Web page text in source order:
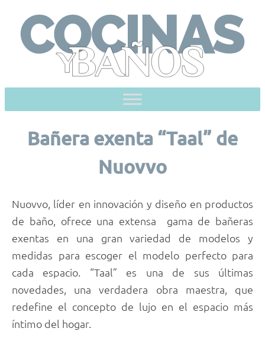
content
Bañera exenta “Taal” de
Nuovvo
Nuovvo, líder en innovación y diseño en productos
de baño, ofrece una extensa gama de bañeras
exentas en una gran variedad de modelos y
medidas para escoger el modelo perfecto para
cada espacio. “Taal” es una de sus últimas
novedades, una verdadera obra maestra, que
redefine el concepto de lujo en el espacio más
íntimo del hogar.